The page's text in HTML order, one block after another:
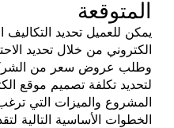
المتوقعة
يمكن للعميل تحديد
الكتروني من خلال تحديد
وطلب عروض سعر من
لتحديد تكلفة تصميم موقع
المشروع والميزات التي
الخطوات الأساسية التالية